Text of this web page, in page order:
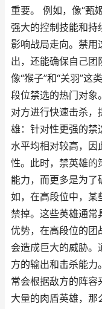
重要。 例如，像“甄
强大的控制技能和持
影响战局走向。禁
出，还能确保自己团
像“猴子”和“关羽”这
段位禁选的热门对象
对方进行快速击杀
雄：针对性更强的禁
水平均相对较高，因
性。此时，禁英雄的
能力，而更多是为了
如，在高段位中，某
禁掉。这些英雄通常
优势，在高段位的团
会造成巨大的威胁
方的输出和击杀能力
常会根据敌方的阵容
大量的肉盾英雄，那